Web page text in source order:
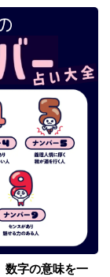
数字の意味を一